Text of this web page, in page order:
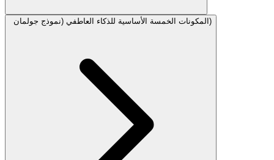
المكونات الخمسة الأساسية للذكاء العاطفي (نموذج جولمان)